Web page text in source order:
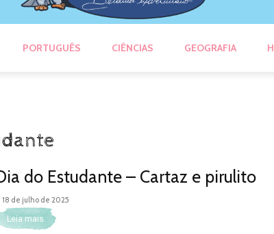
PORTUGUÊS CIÊNCIAS GEOGRAFIA
do Estudante – Cartaz e pirulito
18 de julho de 2025
Leia mais